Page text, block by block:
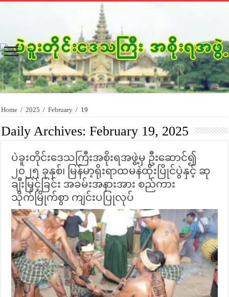
Home / 2025 / February / 19
Daily Archives:February 19, 2025
ပဲခူးတိုင်းဒေသကြီးအစိုးရအဖွဲ့မှ ဦးဆောင်၍
၂၀၂၅ ခုနှစ်၊ မြန်မာ့ရိုးရာထမနဲထိုးပြိုင်ပွဲနှင့် ဆု
ချီးမြှင့်ခြင်း အခမ်းအနားအား စည်ကား
သိုက်မြိုက်စွာ ကျင်းပပြုလုပ်